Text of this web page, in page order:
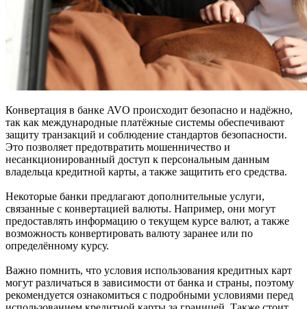
Конвертация в банке AVO происходит безопасно и надёжно,
так как международные платёжные системы обеспечивают
защиту транзакций и соблюдение стандартов безопасности.
Это позволяет предотвратить мошенничество и
несанкционированный доступ к персональным данным
владельца кредитной карты, а также защитить его средства.
Некоторые банки предлагают дополнительные услуги,
связанные с конвертацией валюты. Например, они могут
предоставлять информацию о текущем курсе валют, а также
возможность конвертировать валюту заранее или по
определённому курсу.
Важно помнить, что условия использования кредитных карт
могут различаться в зависимости от банка и страны, поэтому
рекомендуется ознакомиться с подробными условиями перед